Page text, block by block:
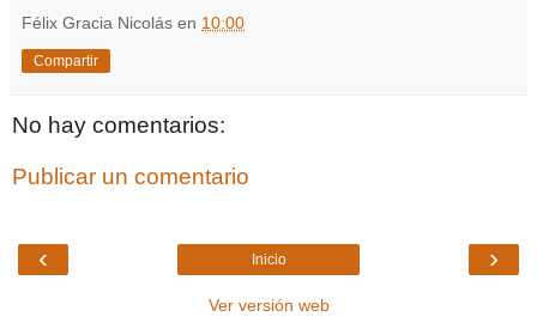
Félix Gracia Nicolás en 10:00
Compartir
No hay comentarios:
Publicar un comentario
‹ ›
Inicio
Ver versión web